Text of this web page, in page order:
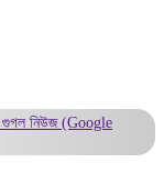
গুগল নিউজ (Google